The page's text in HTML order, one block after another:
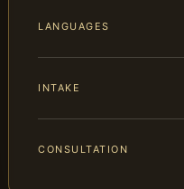
LANGUAGES
INTAKE
CONSULTATION